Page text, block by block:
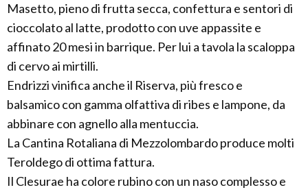
Masetto, pieno di frutta secca, confettura e sentori di
cioccolato al latte, prodotto con uve appassite e
affinato 20 mesi in barrique. Per lui a tavola la scaloppa
di cervo ai mirtilli.
Endrizzi vinifica anche il Riserva, più fresco e
balsamico con gamma olfattiva di ribes e lampone, da
abbinare con agnello alla mentuccia.
La Cantina Rotaliana di Mezzolombardo produce molti
Teroldego di ottima fattura.
Il Clesurae ha colore rubino con un naso complesso e